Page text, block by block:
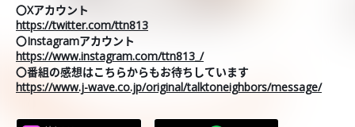
〇Xアカウント
https://twitter.com/ttn813
〇Instagramアカウント
https://www.instagram.com/ttn813_/
〇番組の感想はこちらからもお待ちしています
https://www.j-wave.co.jp/original/talktoneighbors/message/